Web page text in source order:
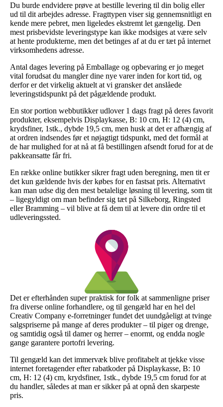
Du burde endvidere prøve at bestille levering til din bolig eller
ud til dit arbejdes adresse. Fragttypen viser sig gennemsnitligt en
kende mere pebret, men ligeledes ekstremt let gængelig. Den
mest prisbevidste leveringstype kan ikke modsiges at være selv
at hente produkterne, men det betinges af at du er tæt på internet
virksomhedens adresse.
Antal dages levering på Emballage og opbevaring er jo meget
vital forudsat du mangler dine nye varer inden for kort tid, og
derfor er det virkelig aktuelt at vi gransker det anslåede
leveringstidspunkt på det pågældende produkt.
En stor portion webbutikker udlover 1 dags fragt på deres favorit
produkter, eksempelvis Displaykasse, B: 10 cm, H: 12 (4) cm,
krydsfiner, 1stk., dybde 19,5 cm, men husk at det er afhængig af
at ordren indsendes før et nøjagtigt tidspunkt, med det formål at
de har mulighed for at nå at få bestillingen afsendt forud for at de
pakkeansatte får fri.
En række online butikker sikrer fragt uden beregning, men tit er
det kun gældende hvis der købes for en fastsat pris. Alternativt
kan man udse dig den mest betalelige løsning til levering, som tit
– ligegyldigt om man befinder sig tæt på Silkeborg, Ringsted
eller Bramming – vil blive at få dem til at levere din ordre til et
udleveringssted.
Det er efterhånden super praktisk for folk at sammenligne priser
fra diverse online forhandlere, og til gengæld har en hel del
Creativ Company e-forretninger fundet det uundgåeligt at tvinge
salgspriserne på mange af deres produkter – til piger og drenge,
og samtidig også til damer og herrer – enormt, og endda nogle
gange garantere portofri levering.
Til gengæld kan det immervæk blive profitabelt at tjekke visse
internet foretagender efter rabatkoder på Displaykasse, B: 10
cm, H: 12 (4) cm, krydsfiner, 1stk., dybde 19,5 cm forud for at
du handler, således at man er sikker på at opnå den skarpeste
pris.